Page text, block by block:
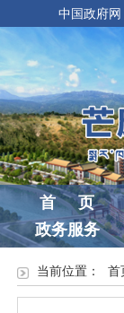
中国政府网
首 页
政务服务
当前位置： 首